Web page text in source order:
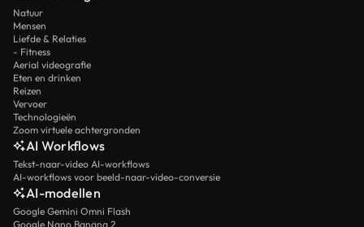
Natuur
Mensen
Liefde & Relaties
- Fitness
Aerial videografie
Eten en drinken
Reizen
Vervoer
Technologieën
Zoom virtuele achtergronden
AI Workflows
Tekst-naar-video AI-workflows
AI-workflows voor beeld-naar-video-conversie
AI-modellen
Google Gemini Omni Flash
Google Nano Banana 2